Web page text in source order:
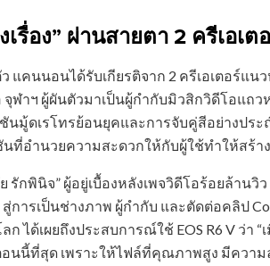
เรื่อง” ผ่านสายตา 2 ครีเอเ
แคนนอนได้รับเกียรติจาก 2 ครีเอเตอร์
ฬาฯ ผู้ผันตัวมาเป็นผู้กำกับมิวสิกวิดีโอแถวห
นมู้ดเรโทรย้อนยุคและการจับคู่สีอย่างปร
ที่อำนวยความสะดวกให้กับผู้ใช้ทำให้สร้าง
รักพินิจ” ผู้อยู่เบื้องหลังเพจวิดีโอร้อยล้าน
การเป็นช่างภาพ ผู้กำกับ และตัดต่อคลิป
ก ได้เผยถึงประสบการณ์ใช้ EOS R6 V ว่
อนนี้ที่สุด เพราะให้ไฟล์ที่คุณภาพสูง มีควา